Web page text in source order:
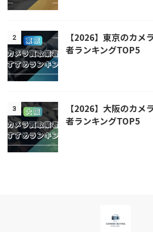
2
【2026】東京のカメ
者ランキングTOP5
3
【2026】大阪のカメ
者ランキングTOP5